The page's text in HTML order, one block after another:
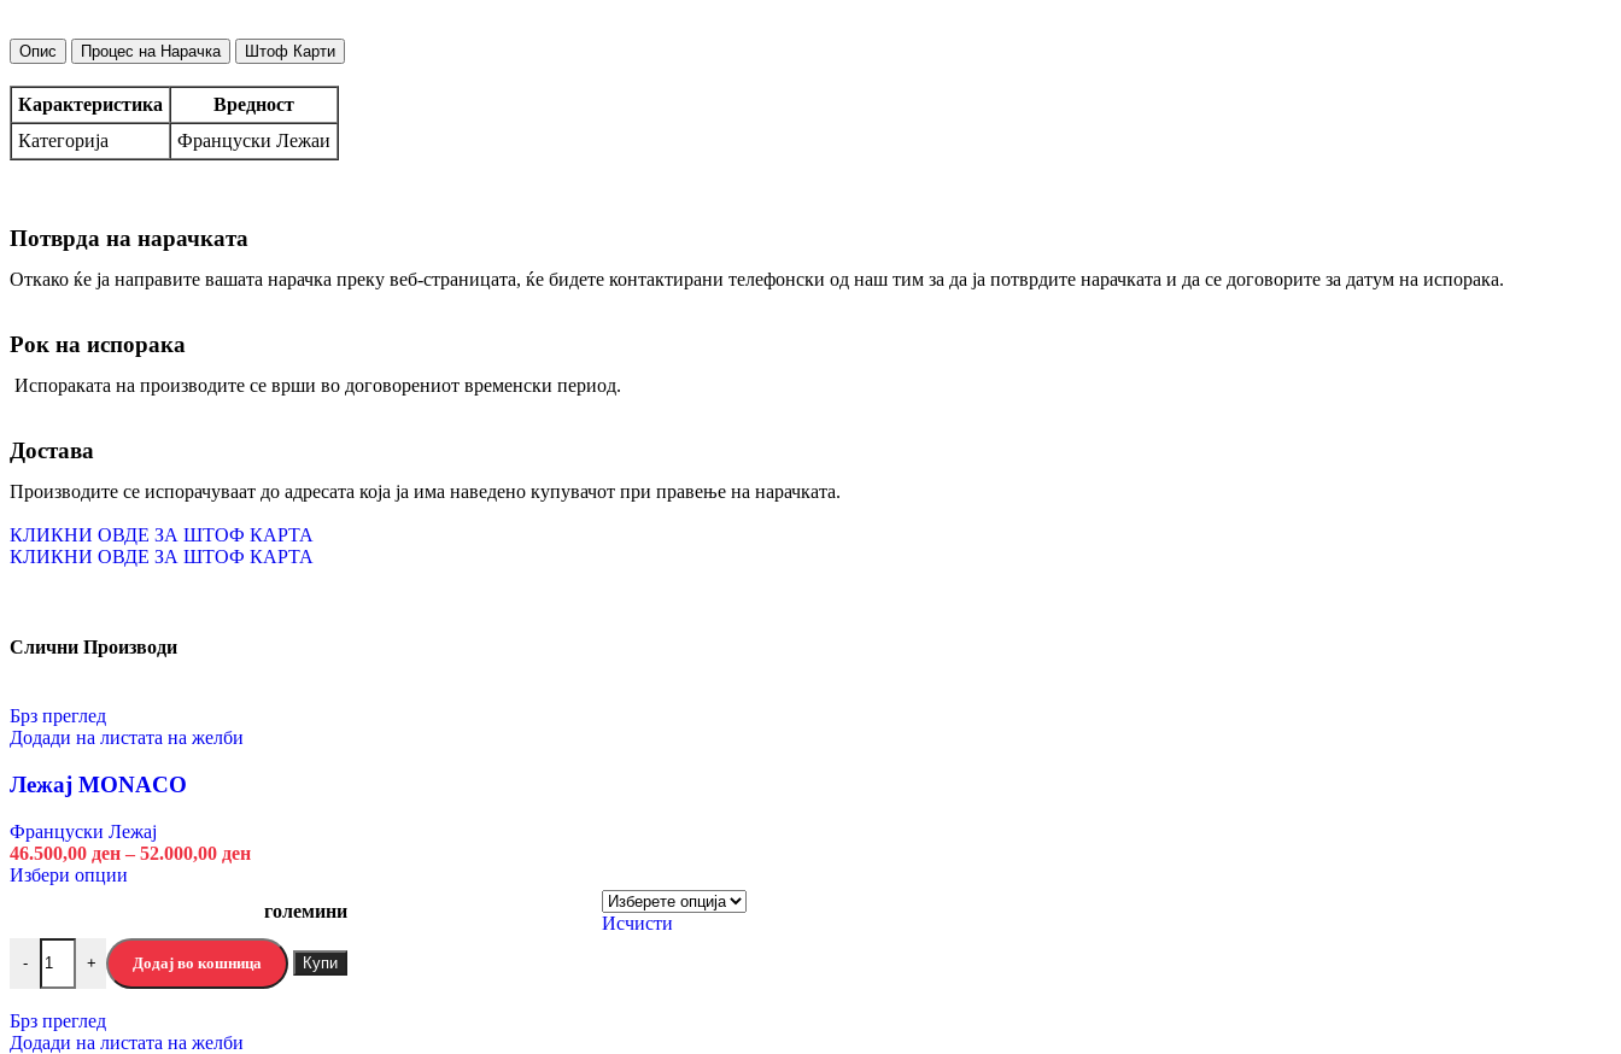
Eлемент на претсобје КОМО П2 ОГ
Предсобја
11.340,00ден
Избери опции
Елемент на предсобје АРАН 1К1Ф
Предсобја
Боја
5.920,00
Избери опции
Додади на листата на желби
Артисан Храст
5.840,00 ден
Избери опции
Брз преглед
Додади на листата на желби
Елемент на предсобје АРАН ОГ
Предсобја
Боја
Опис Процес на Нарачка Штоф Карти
Карактеристика
Вредност
Категорија
Француски Лежаи
Потврда на нарачката
Откако ќе ја направите вашата нарачка преку веб-страницата, ќе бидете контактирани телефонски од наш тим за да ја потврдите нарачката и да се договорите за датум на испорака.
Рок на испорака
Испораката на производите се врши во договорениот временски период.
Достава
Производите се испорачуваат до адресата која ја има наведено купувачот при правење на нарачката.
КЛИКНИ ОВДЕ ЗА ШТОФ КАРТА
КЛИКНИ ОВДЕ ЗА ШТОФ КАРТА
Слични Производи
Брз преглед
Додади на листата на желби
Лежај MONACO
Француски Лежај
46.500,00 ден – 52.000,00 ден
Избери опции
големини
Исчисти
- + Додај во кошница Купи
Брз преглед
Додади на листата на желби